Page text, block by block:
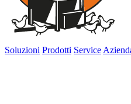
Soluzioni Prodotti Service